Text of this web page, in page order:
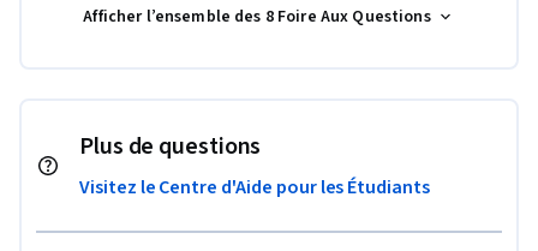
Afficher l’ensemble des 8 Foire Aux Questions
Plus de questions
Visitez le Centre d'Aide pour les Étudiants